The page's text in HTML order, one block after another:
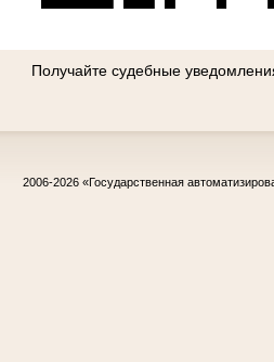
Получайте судебные
2006-2026 «Государственная